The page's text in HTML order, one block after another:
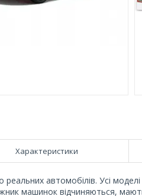
Характеристики
автомобілів. Усі
машинок відчиняються, мають